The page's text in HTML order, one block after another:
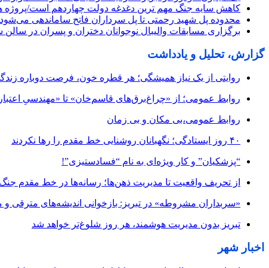
کاهش سایه جنگ مهم ‌ترین دغدغه دولت چهاردهم است/
محدوده پل شهید رحمتی تا پل سرداران فاتح ساماندهی می‌شود
برگزاری مسابقات والیبال نوجوانان دختران و پسران در سالن
گزارش، تحلیل و یادداشت
روایتی از یک نیاز همیشگی؛ هر قطره خون، فرصت دوباره
روابط عمومی؛ از «چراغ‌برق‌های قاسم‌خان» تا «مهندسیِ
روابط عمومی،بی مکان و بی زمان
۴۰ روز ایستادگی؛ نگهبانان روشنایی خط مقدم را رها نکردند
“پزشکیان” و کار ویژه‌ای به نام “فسادستیزی”!
از تحریف واقعیت تا مدیریت ذهن‌ها؛ رسانه‌ها در خط مقدم
«سربداران مشروطه» در تبریز: بازخوانی اندیشه‌های مترقی و
تبریز بدون مدیریت هوشمند، هر روز شلوغ‌تر خواهد شد
اخبار شهر